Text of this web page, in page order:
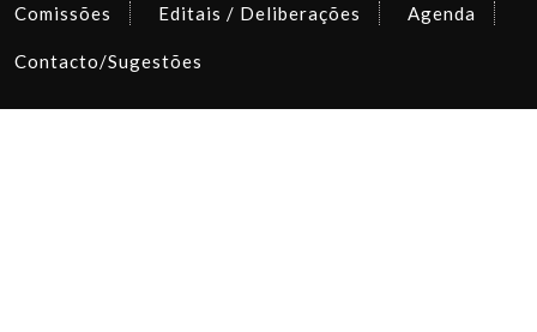
Comissões Editais / Deliberações Agenda
Contacto/Sugestões